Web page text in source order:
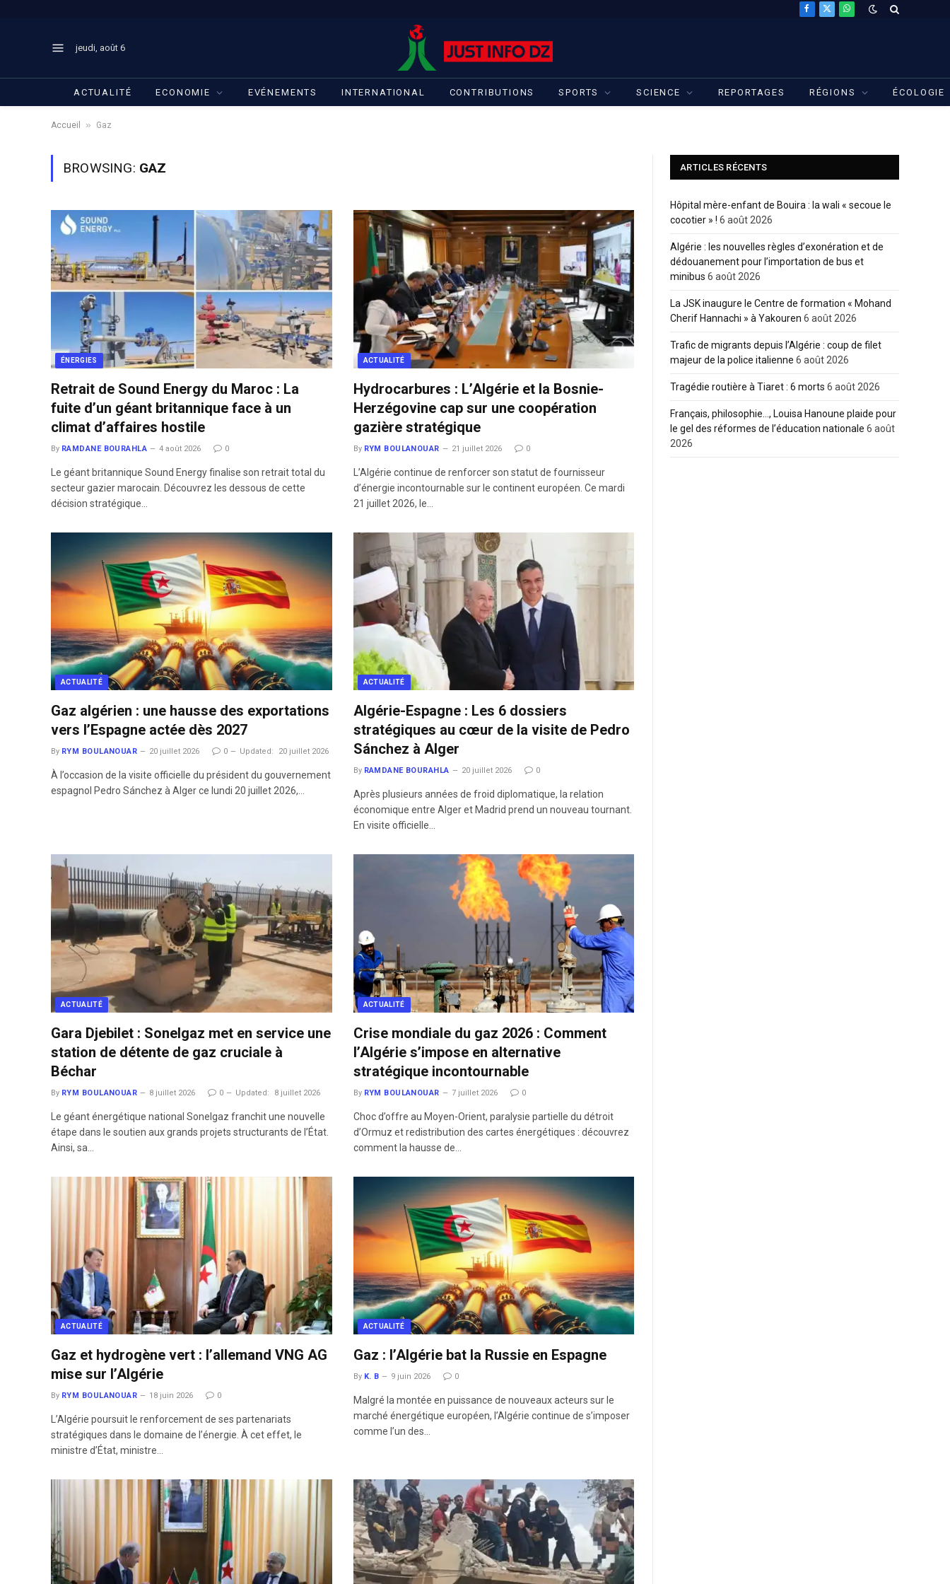
Facebook
X
WhatsApp
jeudi, août 6
ACTUALITÉ ECONOMIE EVÉNEMENTS INTERNATIONAL CONTRIBUTIONS SPORTS SCIENCE REPORTAGES RÉGIONS ÉCOLOGIE
Accueil » Gaz
BROWSING: GAZ
ÉNERGIES
Retrait de Sound Energy du Maroc : La
fuite d’un géant britannique face à un
climat d’affaires hostile
By RAMDANE BOURAHLA 4 août 2026 0
Le géant britannique Sound Energy finalise son retrait total du
secteur gazier marocain. Découvrez les dessous de cette
décision stratégique…
ACTUALITÉ
Hydrocarbures : L’Algérie et la Bosnie-
Herzégovine cap sur une coopération
gazière stratégique
By RYM BOULANOUAR 21 juillet 2026 0
L’Algérie continue de renforcer son statut de fournisseur
d’énergie incontournable sur le continent européen. Ce mardi
21 juillet 2026, le…
ACTUALITÉ
Gaz algérien : une hausse des exportations
vers l’Espagne actée dès 2027
By RYM BOULANOUAR 20 juillet 2026 0 Updated: 20 juillet 2026
​À l’occasion de la visite officielle du président du gouvernement
espagnol Pedro Sánchez à Alger ce lundi 20 juillet 2026,…
ACTUALITÉ
Algérie-Espagne : Les 6 dossiers
stratégiques au cœur de la visite de Pedro
Sánchez à Alger
By RAMDANE BOURAHLA 20 juillet 2026 0
​Après plusieurs années de froid diplomatique, la relation
économique entre Alger et Madrid prend un nouveau tournant.
En visite officielle…
ACTUALITÉ
Gara Djebilet : Sonelgaz met en service une
station de détente de gaz cruciale à
Béchar
By RYM BOULANOUAR 8 juillet 2026 0 Updated: 8 juillet 2026
Le géant énergétique national Sonelgaz franchit une nouvelle
étape dans le soutien aux grands projets structurants de l’État.
Ainsi, sa…
ACTUALITÉ
Crise mondiale du gaz 2026 : Comment
l’Algérie s’impose en alternative
stratégique incontournable
By RYM BOULANOUAR 7 juillet 2026 0
​Choc d’offre au Moyen-Orient, paralysie partielle du détroit
d’Ormuz et redistribution des cartes énergétiques : découvrez
comment la hausse de…
ACTUALITÉ
Gaz et hydrogène vert : l’allemand VNG AG
mise sur l’Algérie
By RYM BOULANOUAR 18 juin 2026 0
L’Algérie poursuit le renforcement de ses partenariats
stratégiques dans le domaine de l’énergie. À cet effet, le
ministre d’État, ministre…
ACTUALITÉ
Gaz : l’Algérie bat la Russie en Espagne
By K. B 9 juin 2026 0
Malgré la montée en puissance de nouveaux acteurs sur le
marché énergétique européen, l’Algérie continue de s’imposer
comme l’un des…
ARTICLES RÉCENTS
Hôpital mère-enfant de Bouira : la wali « secoue le
cocotier » ! 6 août 2026
Algérie : les nouvelles règles d’exonération et de
dédouanement pour l’importation de bus et
minibus 6 août 2026
La JSK inaugure le Centre de formation « Mohand
Cherif Hannachi » à Yakouren 6 août 2026
Trafic de migrants depuis l’Algérie : coup de filet
majeur de la police italienne 6 août 2026
Tragédie routière à Tiaret : 6 morts 6 août 2026
Français, philosophie…, Louisa Hanoune plaide pour
le gel des réformes de l’éducation nationale 6 août
2026